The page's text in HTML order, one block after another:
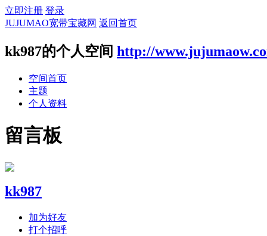
立即注册 登录
JUJUMAO宽带宝藏网 返回首页
kk987的个人空间 http://
空间首页
主题
个人资料
留言板
kk987
加为好友
打个招呼